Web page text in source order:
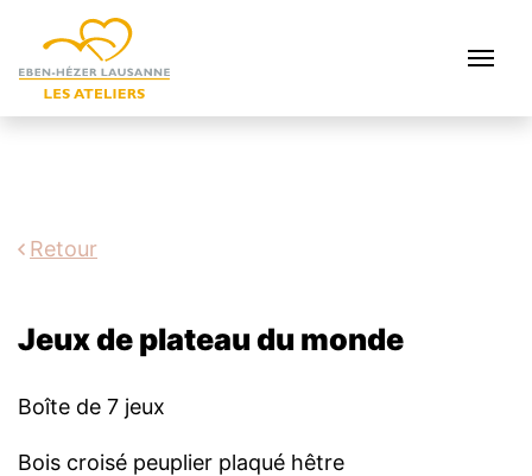
Retour
Jeux de plateau du monde
Boîte de 7 jeux
Bois croisé peuplier plaqué hêtre